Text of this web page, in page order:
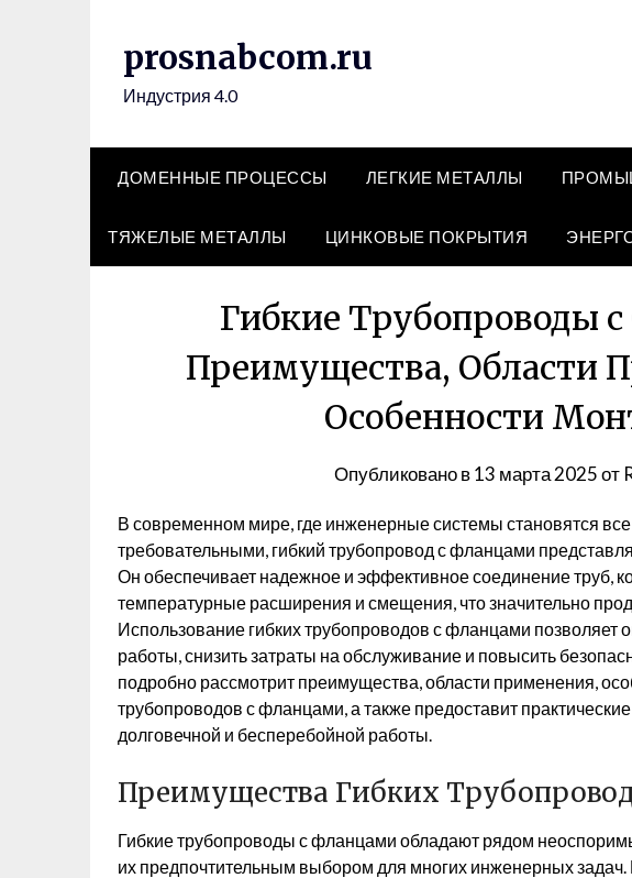
prosnabcom.ru
Индустрия 4.0
ДОМЕННЫЕ ПРОЦЕССЫ ЛЕГКИЕ МЕТАЛЛЫ
ТЯЖЕЛЫЕ МЕТАЛЛЫ ЦИНКОВЫЕ ПОКРЫТИЯ
Гибкие Трубопроводы
Преимущества, Области
Особенности
Опубликовано в13 марта 2025от
В современном мире, где инженерные системы становятся
требовательными, гибкий трубопровод с фланцами
Он обеспечивает надежное и эффективное соединение труб,
температурные расширения и смещения, что значительно
Использование гибких трубопроводов с фланцами позволяет
работы, снизить затраты на обслуживание и повысить
подробно рассмотрит преимущества, области применения,
трубопроводов с фланцами, а также предоставит
долговечной и бесперебойной работы.
Преимущества Гибких
Гибкие трубопроводы с фланцами обладают рядом
их предпочтительным выбором для многих инженерных задач.